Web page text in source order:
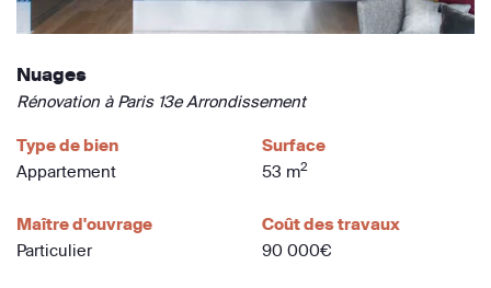
Nuages
Rénovation à Paris 13e Arrondissement
Type de bien
Appartement
Surface
53 m2
Maître d'ouvrage
Particulier
Coût des travaux
90 000€